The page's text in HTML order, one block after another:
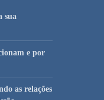
sua
e por
as relações